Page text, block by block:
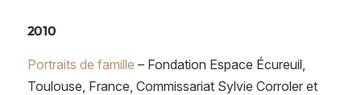
2010
Portraits de famille – Fondation Espace Écureuil,
Toulouse, France, Commissariat Sylvie Corroler et